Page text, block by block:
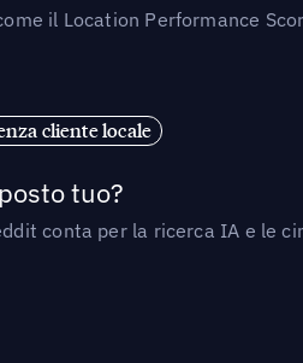
il Location Performance
cliente locale
tuo?
conta per la ricerca IA e le